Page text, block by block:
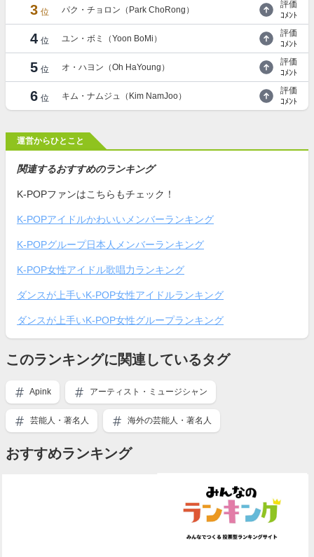
3 位 パク・チョロン（Park ChoRong）
評価
ｺﾒﾝﾄ
4 位 ユン・ボミ（Yoon BoMi）
評価
ｺﾒﾝﾄ
5 位 オ・ハヨン（Oh HaYoung）
評価
ｺﾒﾝﾄ
6 位 キム・ナムジュ（Kim NamJoo）
評価
ｺﾒﾝﾄ
運営からひとこと
関連するおすすめのランキング
K-POPファンはこちらもチェック！
K-POPアイドルかわいいメンバーランキング
K-POPグループ日本人メンバーランキング
K-POP女性アイドル歌唱力ランキング
ダンスが上手いK-POP女性アイドルランキング
ダンスが上手いK-POP女性グループランキング
このランキングに関連しているタグ
Apink アーティスト・ミュージシャン
芸能人・著名人 海外の芸能人・著名人
おすすめランキング